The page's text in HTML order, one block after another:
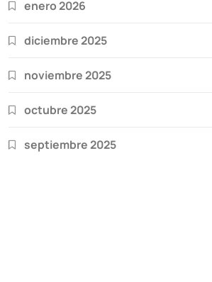
enero 2026
diciembre 2025
noviembre 2025
octubre 2025
septiembre 2025